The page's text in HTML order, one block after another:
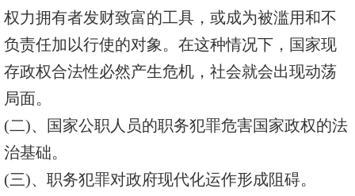
权力拥有者发财致富的工具，或成为被滥用和不
负责任加以行使的对象。在这种情况下，国家现
存政权合法性必然产生危机，社会就会出现动荡
局面。
(二)、国家公职人员的职务犯罪危害国家政权的法
治基础。
(三)、职务犯罪对政府现代化运作形成阻碍。